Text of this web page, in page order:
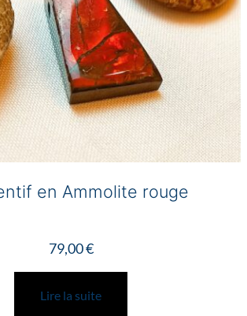
du
produit
en Ammolite rouge
79,00€
Lire la suite